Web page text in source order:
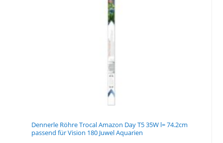
Dennerle Röhre Trocal Amazon Day T5 35W l= 74.2cm
passend für Vision 180 Juwel Aquarien